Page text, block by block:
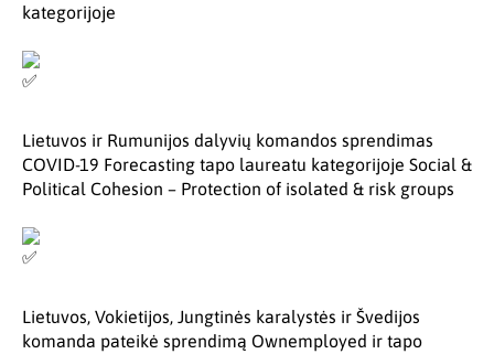
kategorijoje
Lietuvos ir Rumunijos dalyvių komandos sprendimas
COVID-19 Forecasting tapo laureatu kategorijoje Social &
Political Cohesion – Protection of isolated & risk groups
Lietuvos, Vokietijos, Jungtinės karalystės ir Švedijos
komanda pateikė sprendimą Ownemployed ir tapo